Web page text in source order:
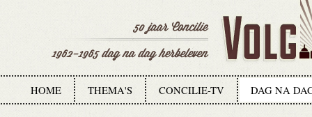
HOME THEMA'S CONCILIE-TV DAG NA